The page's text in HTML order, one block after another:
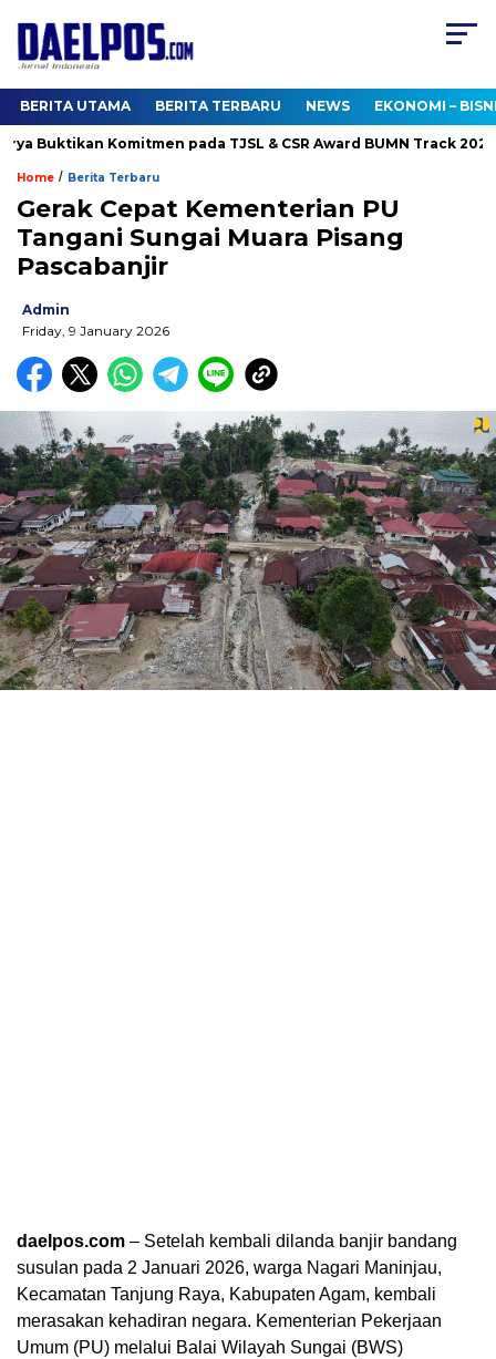
BERITA UTAMA BERITA TERBARU NEWS EKONOMI –
Komitmen pada TJSL & CSR Award BUMN Track 2026
Home / Berita Terbaru
Gerak Cepat Kementerian PU
Tangani Sungai Muara Pisang
Pascabanjir
Admin
Friday, 9 January 2026
daelpos.com – Setelah kembali dilanda banjir bandang
susulan pada 2 Januari 2026, warga Nagari Maninjau,
Kecamatan Tanjung Raya, Kabupaten Agam, kembali
merasakan kehadiran negara. Kementerian Pekerjaan
Umum (PU) melalui Balai Wilayah Sungai (BWS)